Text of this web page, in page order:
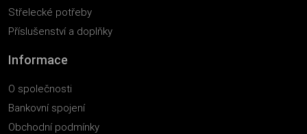
Střelecké potřeby
Příslušenství a doplňky
Informace
O společnosti
Bankovní spojení
Obchodní podmínky